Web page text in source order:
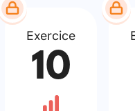
Exercice
10